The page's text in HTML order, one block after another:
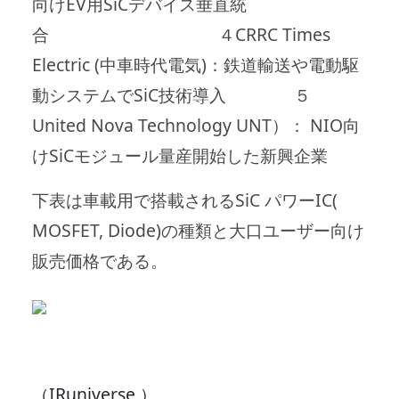
合 ４CRRC Times
Electric (中車時代電気)：鉄道輸送や電動駆
動システムでSiC技術導入 ５
United Nova Technology UNT）： NIO向
けSiCモジュール量産開始した新興企業
下表は車載用で搭載されるSiC パワーIC(
MOSFET, Diode)の種類と大口ユーザー向け
販売価格である。
（IRuniverse ）